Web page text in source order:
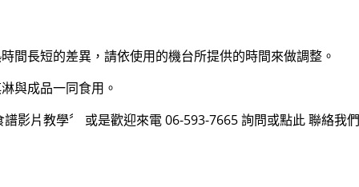
長短的差異，請依使用的機台所提供的時間來做調整。
與成品一同食用。
譜影片教學〞 或是歡迎來電 06-593-7665 詢問或點此聯絡我們